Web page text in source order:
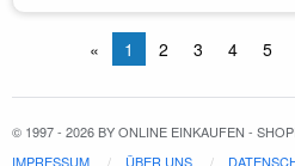
« 1 2 3 4 5
© 1997 - 2026 BY ONLINE EINKAUFEN -
IMPRESSUM
ÜBER UNS